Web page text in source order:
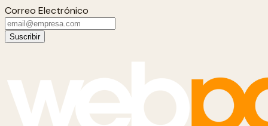
Correo Electrónico
Suscribir